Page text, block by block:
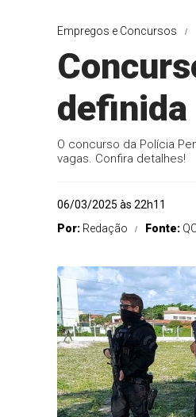
Empregos e Concursos
definida
O concurso da Polícia
vagas. Confira detalhes!
06/03/2025 às 22h11
Por: Redação Fonte: